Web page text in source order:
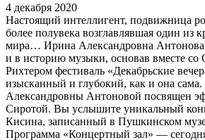
4 декабря 2020
Настоящий интеллигент, подвижница
более полувека возглавлявшая один из
мира… Ирина Александровна
и в историю музыки, основав вместе со
Рихтером фестиваль «Декабрьские
изысканный и глубокий, как и она
Александровны Антоновой посвящен
Сиротой. Вы услышите уникальный
Кисина, записанный в Пушкинском
Программа «Концертный зал» —